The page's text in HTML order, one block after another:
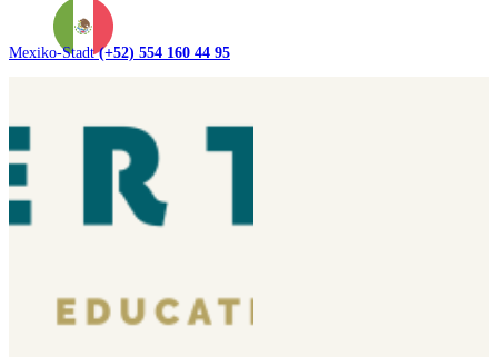
Mexiko-Stadt(+52) 554 160 44 95